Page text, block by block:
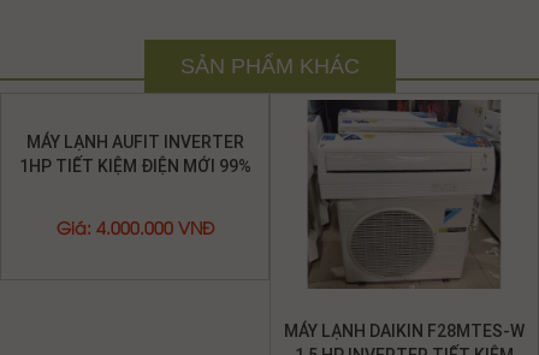
SẢN PHẨM KHÁC
MÁY LẠNH DAIKIN F28MTES-W
1,5 HP INVERTER TIẾT KIỆM
ĐIỆN GAS R410 MỚI 95%
Giá:7.000.000 VNĐ
MÁY LẠNH CŨ DAIKIN